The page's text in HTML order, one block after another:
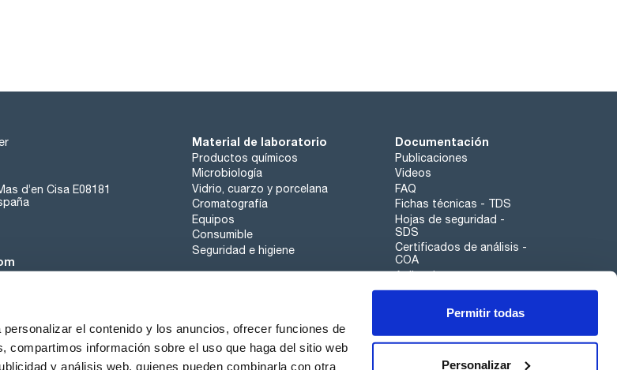
el contenido y los anuncios, ofrecer funciones de
compartimos información sobre el uso que haga del sitio web
y análisis web, quienes pueden combinarla con otra
Permitir todas
Personalizar
d’en Cisa E08181
Material de laboratorio
Productos químicos
Microbiología
Vidrio, cuarzo y porcelana
Cromatografía
Equipos
Consumible
Seguridad e higiene
Documentación
Publicaciones
Videos
FAQ
Fichas técnicas - TDS
Hojas de seguridad -
SDS
Certificados de análisis -
COA
Aplicaciones
Tabla Periódica
Canal de denuncias